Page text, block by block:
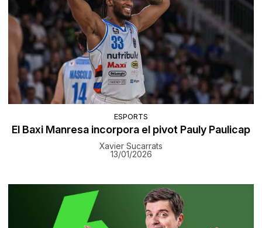
ESPORTS
El Baxi Manresa incorpora el pivot Pauly Paulicap
Xavier Sucarrats
13/01/2026